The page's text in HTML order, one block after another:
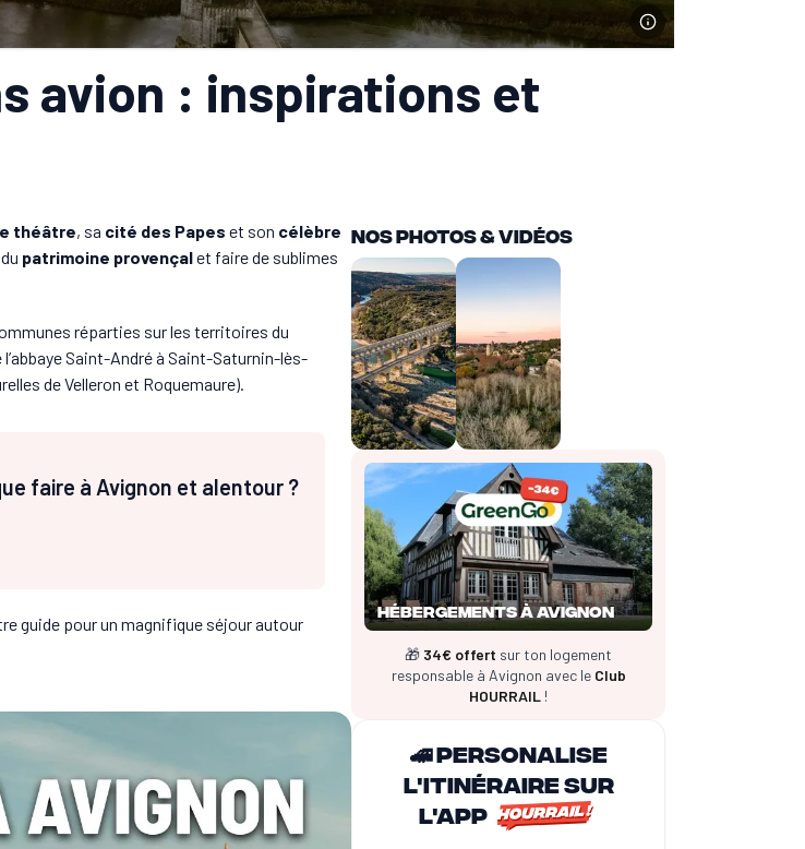
avion : inspirations et
théâtre, sa cité des Papes et son célèbre
patrimoine provençalet faire de sublimes
réparties sur les territoires du
Saint-André à Saint-Saturnin-lès-
de Velleron et Roquemaure).
faire à Avignon et alentour ?
guide pour un magnifique séjour autour
Nos Photos & vidéos
Hébergements à Avignon
🎁 34€ offert sur ton logement
responsable à Avignon avec le Club
HOURRAIL !
🚄 Personalise
l'itinéraire sur
l'app